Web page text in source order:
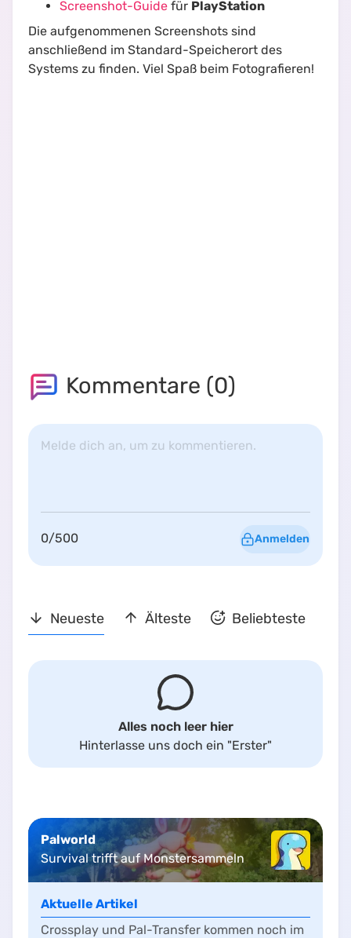
Screenshot-Guide für PlayStation
Die aufgenommenen Screenshots sind
anschließend im Standard-Speicherort des
Systems zu finden. Viel Spaß beim Fotografieren!
Kommentare (0)
Melde dich an, um zu kommentieren.
0/500 Anmelden
Neueste Älteste Beliebteste
Alles noch leer hier
Hinterlasse uns doch ein "Erster"
Palworld
Survival trifft auf Monstersammeln
Aktuelle Artikel
Crossplay und Pal-Transfer kommen noch im